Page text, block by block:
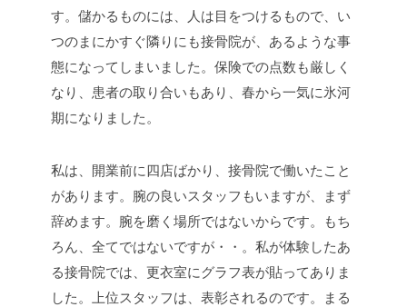
す。儲かるものには、人は目をつけるもので、い
つのまにかすぐ隣りにも接骨院が、あるような事
態になってしまいました。保険での点数も厳しく
なり、患者の取り合いもあり、春から一気に氷河
期になりました。
私は、開業前に四店ばかり、接骨院で働いたこと
があります。腕の良いスタッフもいますが、まず
辞めます。腕を磨く場所ではないからです。もち
ろん、全てではないですが・・。私が体験したあ
る接骨院では、更衣室にグラフ表が貼ってありま
した。上位スタッフは、表彰されるのです。まる